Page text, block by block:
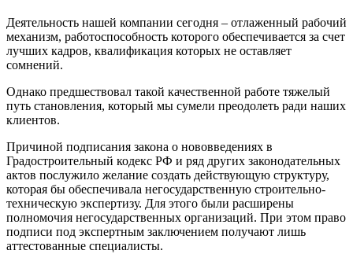
Деятельность нашей компании сегодня – отлаженный рабочий
механизм, работоспособность которого обеспечивается за счет
лучших кадров, квалификация которых не оставляет
сомнений.
Однако предшествовал такой качественной работе тяжелый
путь становления, который мы сумели преодолеть ради наших
клиентов.
Причиной подписания закона о нововведениях в
Градостроительный кодекс РФ и ряд других законодательных
актов послужило желание создать действующую структуру,
которая бы обеспечивала негосударственную строительно-
техническую экспертизу. Для этого были расширены
полномочия негосударственных организаций. При этом право
подписи под экспертным заключением получают лишь
аттестованные специалисты.